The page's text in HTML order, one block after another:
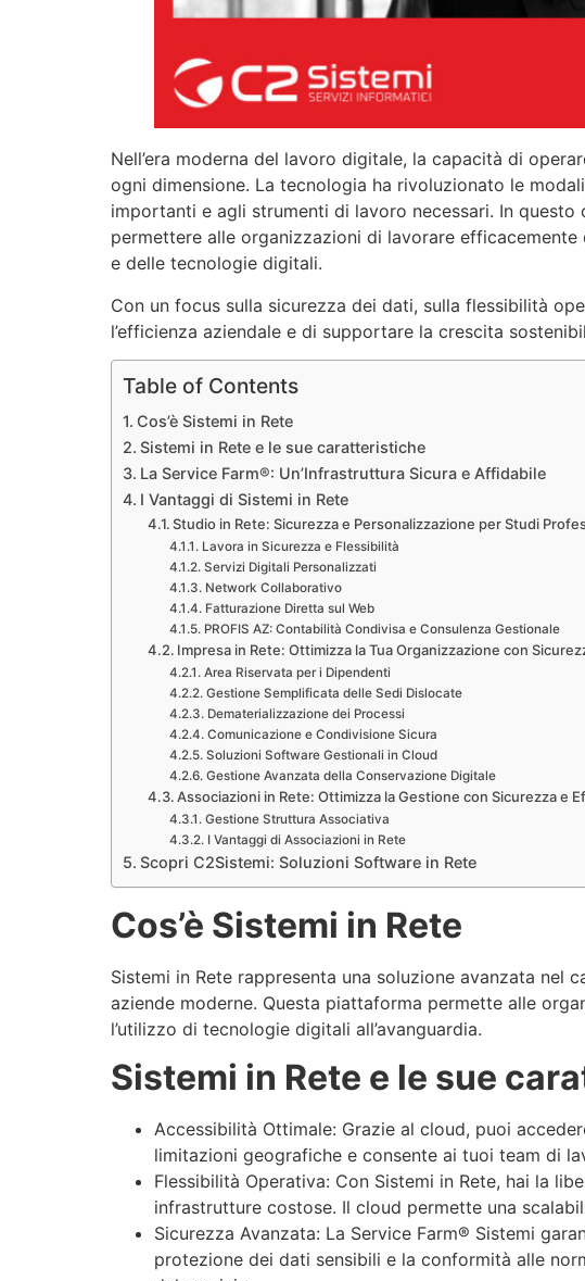
Nell’era moderna del lavoro digitale, la capacità di
ogni dimensione. La tecnologia ha rivoluzionato le
importanti e agli strumenti di lavoro necessari. In questo
permettere alle organizzazioni di lavorare
e delle tecnologie digitali.
Con un focus sulla sicurezza dei dati, sulla flessibilità
l’efficienza aziendale e di supportare la crescita
Table of Contents
Cos’è Sistemi in Rete
Sistemi in Rete e le sue caratteristiche
La Service Farm®: Un’Infrastruttura Sicura e Affidabile
I Vantaggi di Sistemi in Rete
Studio in Rete: Sicurezza e Personalizzazione per Studi
Lavora in Sicurezza e Flessibilità
Servizi Digitali Personalizzati
Network Collaborativo
Fatturazione Diretta sul Web
PROFIS AZ: Contabilità Condivisa e Consulenza Gestionale
Impresa in Rete: Ottimizza la Tua Organizzazione con
Area Riservata per i Dipendenti
Gestione Semplificata delle Sedi Dislocate
Dematerializzazione dei Processi
Comunicazione e Condivisione Sicura
Soluzioni Software Gestionali in Cloud
Gestione Avanzata della Conservazione Digitale
Associazioni in Rete: Ottimizza la Gestione con Sicurezza e
Gestione Struttura Associativa
I Vantaggi di Associazioni in Rete
Scopri C2Sistemi: Soluzioni Software in Rete
Cos’è Sistemi in Rete
Sistemi in Rete rappresenta una soluzione avanzata
aziende moderne. Questa piattaforma permette alle
l’utilizzo di tecnologie digitali all’avanguardia.
Sistemi in Rete e le sue
Accessibilità Ottimale: Grazie al cloud, puoi
limitazioni geografiche e consente ai tuoi team di
Flessibilità Operativa: Con Sistemi in Rete, hai la
infrastrutture costose. Il cloud permette una
Sicurezza Avanzata: La Service Farm® Sistemi
protezione dei dati sensibili e la conformità alle